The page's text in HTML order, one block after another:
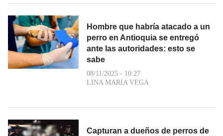
Hombre que habría atacado a un
perro en Antioquia se entregó
ante las autoridades: esto se
sabe
08/11/2025 - 10:27
LINA MARÍA VEGA
Capturan a dueños de perros de